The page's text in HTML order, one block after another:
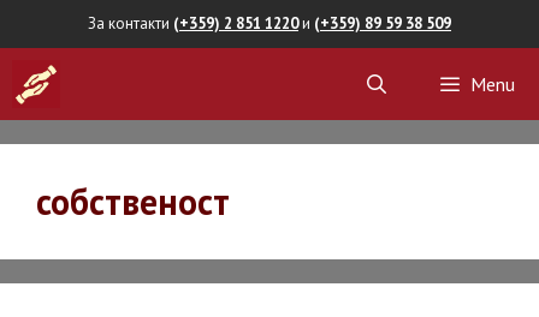
to
content
За контакти (+359) 2 851 1220и (+359) 89 59 38 509
Menu
собственост